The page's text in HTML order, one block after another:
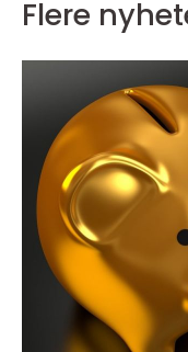
Flere